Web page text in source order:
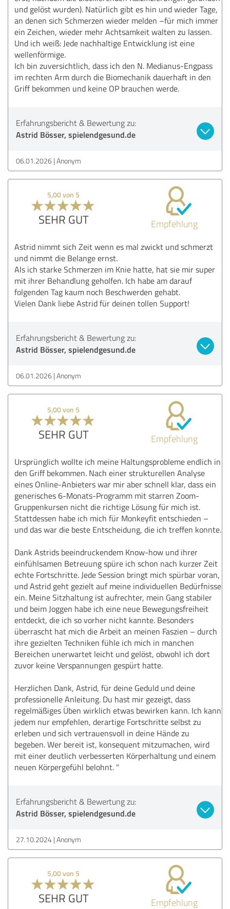
und gelöst wurden). Natürlich gibt es hin und wieder Tage,
an denen sich Schmerzen wieder melden –für mich immer
ein Zeichen, wieder mehr Achtsamkeit walten zu lassen.
Und ich weiß: Jede nachhaltige Entwicklung ist eine
wellenförmige.
Ich bin zuversichtlich, dass ich den N. Medianus-Engpass
im rechten Arm durch die Biomechanik dauerhaft in den
Griff bekommen und keine OP brauchen werde.
Erfahrungsbericht & Bewertung zu:
Astrid Bösser, spielendgesund.de
06.01.2026 Anonym
5,00 von 5
SEHR GUT Empfehlung
Astrid nimmt sich Zeit wenn es mal zwickt und schmerzt
und nimmt die Belange ernst.
Als ich starke Schmerzen im Knie hatte, hat sie mir super
mit ihrer Behandlung geholfen. Ich habe am darauf
folgenden Tag kaum noch Beschwerden gehabt.
Vielen Dank liebe Astrid für deinen tollen Support!
Erfahrungsbericht & Bewertung zu:
Astrid Bösser, spielendgesund.de
06.01.2026 Anonym
5,00 von 5
SEHR GUT Empfehlung
Ursprünglich wollte ich meine Haltungsprobleme endlich in
den Griff bekommen. Nach einer strukturellen Analyse
eines Online-Anbieters war mir aber schnell klar, dass ein
generisches 6-Monats-Programm mit starren Zoom-
Gruppenkursen nicht die richtige Lösung für mich ist.
Stattdessen habe ich mich für Monkeyfit entschieden –
und das war die beste Entscheidung, die ich treffen konnte.
Dank Astrids beeindruckendem Know-how und ihrer
einfühlsamen Betreuung spüre ich schon nach kurzer Zeit
echte Fortschritte. Jede Session bringt mich spürbar voran,
und Astrid geht gezielt auf meine individuellen Bedürfnisse
ein. Meine Sitzhaltung ist aufrechter, mein Gang stabiler
und beim Joggen habe ich eine neue Bewegungsfreiheit
entdeckt, die ich so vorher nicht kannte. Besonders
überrascht hat mich die Arbeit an meinen Faszien – durch
ihre gezielten Techniken fühle ich mich in manchen
Bereichen unerwartet leicht und gelöst, obwohl ich dort
zuvor keine Verspannungen gespürt hatte.
Herzlichen Dank, Astrid, für deine Geduld und deine
professionelle Anleitung. Du hast mir gezeigt, dass
regelmäßiges Üben wirklich etwas bewirken kann. Ich kann
jedem nur empfehlen, derartige Fortschritte selbst zu
erleben und sich vertrauensvoll in deine Hände zu
begeben. Wer bereit ist, konsequent mitzumachen, wird
mit einer deutlich verbesserten Körperhaltung und einem
neuen Körpergefühl belohnt. "
Erfahrungsbericht & Bewertung zu:
Astrid Bösser, spielendgesund.de
27.10.2024 Anonym
5,00 von 5
SEHR GUT Empfehlung